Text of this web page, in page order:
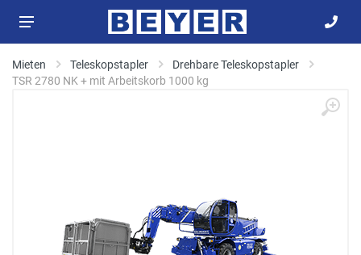
Mieten Teleskopstapler
Drehbare Teleskopstapler
TSR 2780 NK + mit Arbeitskorb 1000 kg